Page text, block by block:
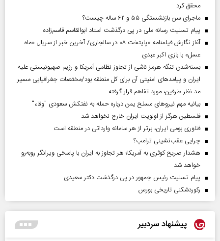
محقق کرد
ماجرای سن بازنشستگی ۵۵ و ۶۲ ساله چیست؟
پیام تسلیت رسانه ملی در پی درگذشت استاد ابوالقاسم قاسم‌زاده
آغاز نگارش فیلمنامه «پایتخت ۸» در سالجاری/ آخرین خبر از سریال «ماه
عسل» با بازی اکبر عبدی
بسته‌شدن تنگه هرمز ناشی از تجاوز نظامی آمریکا و رژیم صهیونیستی علیه
ایران و پیامد‌های امنیتی آن برای کل منطقه بود/مختصات جغرافیایی مسیر
مد نظر طرفین، مورد تفاهم قرار گرفته
بیانیه مهم نیروهای مسلح یمن درباره حمله به نفتکش سعودی "وفاء"
فلسطین هرگز از اولویت ایران خارج نخواهد شد
فناوری بومی ایران، برتر از هر سامانه وارداتی در منطقه است
چرایی عقب‌نشینی ترامپ؟
هشدار صریح کوثری به آمریکا؛ هر تجاوز به ایران با پاسخی ویرانگر روبه‌رو
خواهد شد
پیام تسلیت رئیس جمهور در پی درگذشت دکتر سعیدی
رکوردشکنی تاریخی بورس
پیشنهاد سردبیر